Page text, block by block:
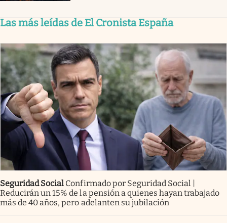
Las más leídas de El Cronista España
Seguridad Social Confirmado por Seguridad Social |
Reducirán un 15% de la pensión a quienes hayan trabajado
más de 40 años, pero adelanten su jubilación